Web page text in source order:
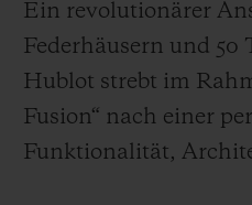
Ein revolutionärer
Federhäusern und 50
Hublot strebt im
Fusion“ nach einer
Funktionalität,